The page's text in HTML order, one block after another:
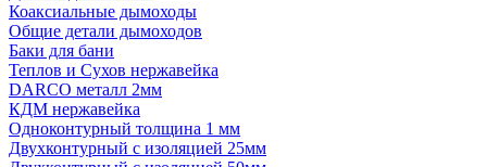
Коаксиальные дымоходы
Общие детали дымоходов
Баки для бани
Теплов и Сухов нержавейка
DARCO металл 2мм
КДМ нержавейка
Одноконтурный толщина 1 мм
Двухконтурный с изоляцией 25мм